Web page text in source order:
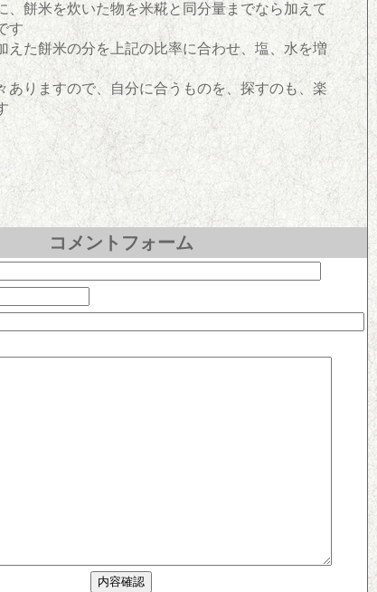
、餅米を炊いた物を米糀と同分量までなら加えて
す
えた餅米の分を上記の比率に合わせ、塩、水を増
ありますので、自分に合うものを、探すのも、楽
コメントフォーム